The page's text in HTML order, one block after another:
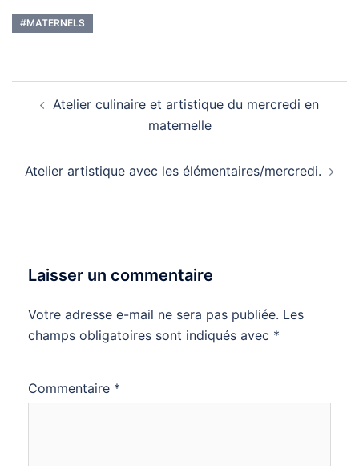
#MATERNELS
d’articleAtelier culinaire et artistique du mercredi en
maternelle
Atelier artistique avec les élémentaires/mercredi.
Laisser un commentaire
Votre adresse e-mail ne sera pas publiée. Les
champs obligatoires sont indiqués avec *
Commentaire *